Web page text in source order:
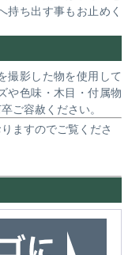
持ち出す事もお止めく
撮影した物を使用して
や色味・木目・付属物
ご容赦ください。
ますのでご覧くださ